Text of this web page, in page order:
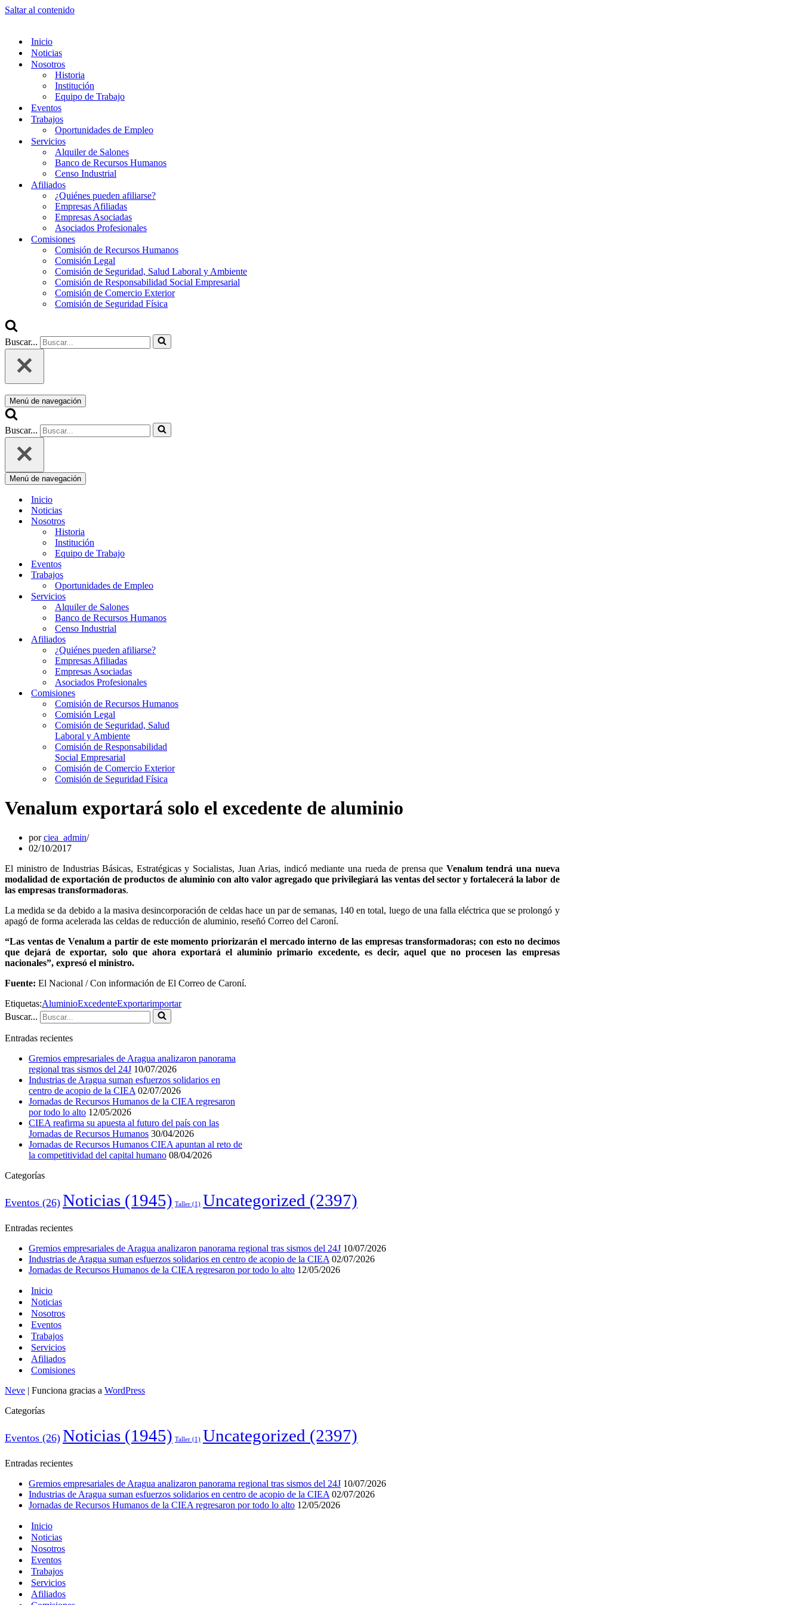
Saltar al contenido
Inicio
Noticias
Nosotros
Historia
Institución
Equipo de Trabajo
Eventos
Trabajos
Oportunidades de Empleo
Servicios
Alquiler de Salones
Banco de Recursos Humanos
Censo Industrial
Afiliados
¿Quiénes pueden afiliarse?
Empresas Afiliadas
Empresas Asociadas
Asociados Profesionales
Comisiones
Comisión de Recursos Humanos
Comisión Legal
Comisión de Seguridad, Salud Laboral y Ambiente
Comisión de Responsabilidad Social Empresarial
Comisión de Comercio Exterior
Comisión de Seguridad Física
Buscar...
Menú de navegación
Buscar...
Menú de navegación
Inicio
Noticias
Nosotros
Historia
Institución
Equipo de Trabajo
Eventos
Trabajos
Oportunidades de Empleo
Servicios
Alquiler de Salones
Banco de Recursos Humanos
Censo Industrial
Afiliados
¿Quiénes pueden afiliarse?
Empresas Afiliadas
Empresas Asociadas
Asociados Profesionales
Comisiones
Comisión de Recursos Humanos
Comisión Legal
Comisión de Seguridad, Salud
Laboral y Ambiente
Comisión de Responsabilidad
Social Empresarial
Comisión de Comercio Exterior
Comisión de Seguridad Física
Venalum exportará solo el excedente de aluminio
porciea_admin
02/10/2017
El ministro de Industrias Básicas, Estratégicas y Socialistas, Juan Arias, indicó mediante una rueda de prensa que Venalum tendrá una nueva
modalidad de exportación de productos de aluminio con alto valor agregado que privilegiará las ventas del sector y fortalecerá la labor de
las empresas transformadoras.
La medida se da debido a la masiva desincorporación de celdas hace un par de semanas, 140 en total, luego de una falla eléctrica que se prolongó y
apagó de forma acelerada las celdas de reducción de aluminio, reseñó Correo del Caroní.
“Las ventas de Venalum a partir de este momento priorizarán el mercado interno de las empresas transformadoras; con esto no decimos
que dejará de exportar, solo que ahora exportará el aluminio primario excedente, es decir, aquel que no procesen las empresas
nacionales”, expresó el ministro.
Fuente: El Nacional / Con información de El Correo de Caroní.
Etiquetas:AluminioExcedenteExportarimportar
Buscar...
Entradas recientes
Gremios empresariales de Aragua analizaron panorama
regional tras sismos del 24J 10/07/2026
Industrias de Aragua suman esfuerzos solidarios en
centro de acopio de la CIEA 02/07/2026
Jornadas de Recursos Humanos de la CIEA regresaron
por todo lo alto 12/05/2026
CIEA reafirma su apuesta al futuro del país con las
Jornadas de Recursos Humanos 30/04/2026
Jornadas de Recursos Humanos CIEA apuntan al reto de
la competitividad del capital humano 08/04/2026
Categorías
Eventos (26) Noticias (1945) Taller (1) Uncategorized (2397)
Entradas recientes
Gremios empresariales de Aragua analizaron panorama regional tras sismos del 24J 10/07/2026
Industrias de Aragua suman esfuerzos solidarios en centro de acopio de la CIEA 02/07/2026
Jornadas de Recursos Humanos de la CIEA regresaron por todo lo alto 12/05/2026
Inicio
Noticias
Nosotros
Eventos
Trabajos
Servicios
Afiliados
Comisiones
Neve | Funciona gracias a WordPress
Categorías
Eventos (26) Noticias (1945) Taller (1) Uncategorized (2397)
Entradas recientes
Gremios empresariales de Aragua analizaron panorama regional tras sismos del 24J 10/07/2026
Industrias de Aragua suman esfuerzos solidarios en centro de acopio de la CIEA 02/07/2026
Jornadas de Recursos Humanos de la CIEA regresaron por todo lo alto 12/05/2026
Inicio
Noticias
Nosotros
Eventos
Trabajos
Servicios
Afiliados